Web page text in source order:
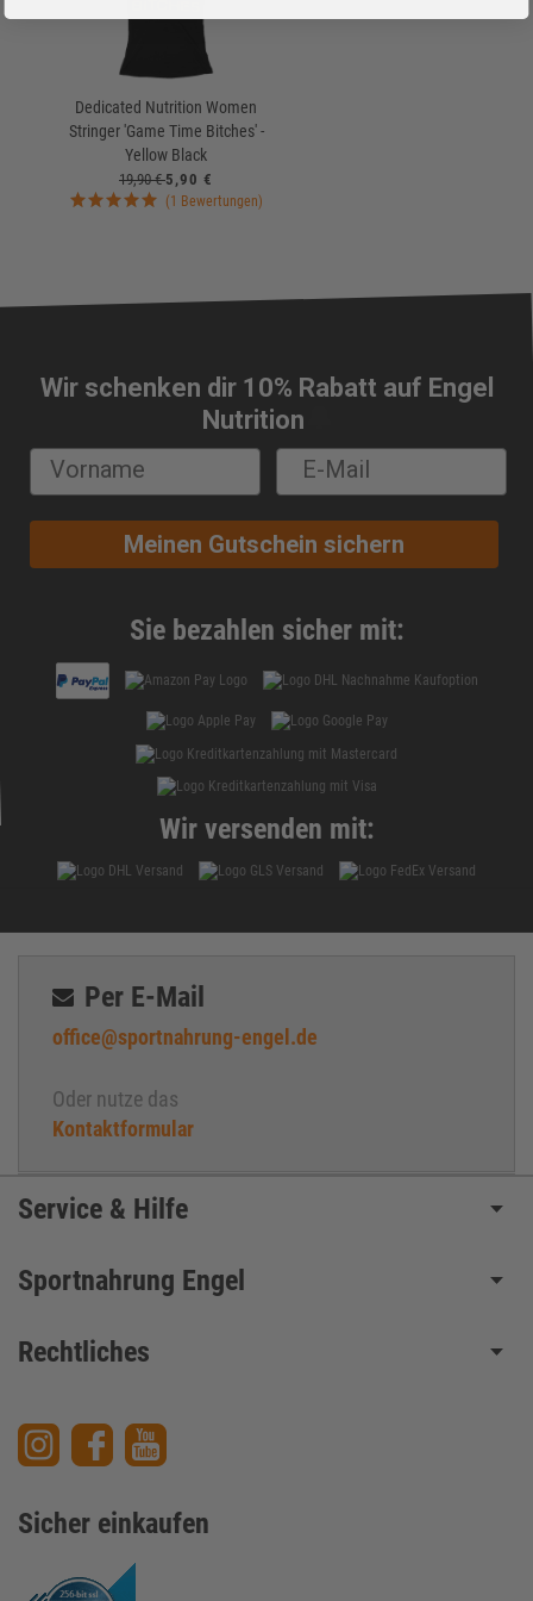
Dedicated Nutrition Women
Stringer 'Game Time Bitches' -
Yellow Black
19,90 €5,90 €
(1 Bewertungen)
Wir schenken dir 10% Rabatt auf Engel
Nutrition
Meinen Gutschein sichern
Sie bezahlen sicher mit:
Wir versenden mit:
Per E-Mail
office@sportnahrung-engel.de
Oder nutze das
Kontaktformular
Service & Hilfe
Sportnahrung Engel
Rechtliches
Sicher einkaufen